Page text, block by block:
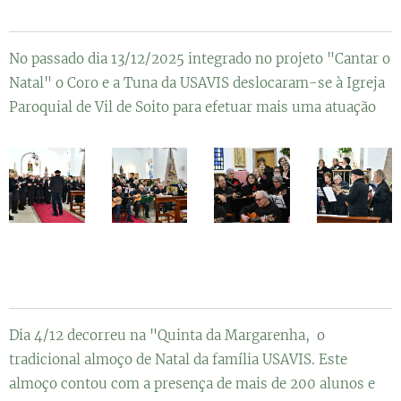
No passado dia 13/12/2025 integrado no projeto "Cantar o
Natal" o Coro e a Tuna da USAVIS deslocaram-se à Igreja
Paroquial de Vil de Soito para efetuar mais uma atuação
Dia 4/12 decorreu na "Quinta da Margarenha, o
tradicional almoço de Natal da família USAVIS. Este
almoço contou com a presença de mais de 200 alunos e